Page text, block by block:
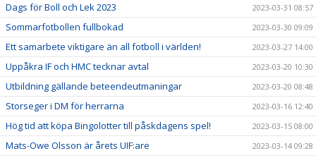
Dags för Boll och Lek 2023 2023-03-31 08:57
Sommarfotbollen fullbokad 2023-03-30 09:09
Ett samarbete viktigare än all fotboll i världen! 2023-03-27 14:00
Uppåkra IF och HMC tecknar avtal 2023-03-20 10:30
Utbildning gällande beteendeutmaningar 2023-03-20 08:48
Storseger i DM för herrarna 2023-03-16 12:40
Hög tid att köpa Bingolotter till påskdagens spel! 2023-03-15 08:00
Mats-Owe Olsson är årets UIF:are 2023-03-14 09:28